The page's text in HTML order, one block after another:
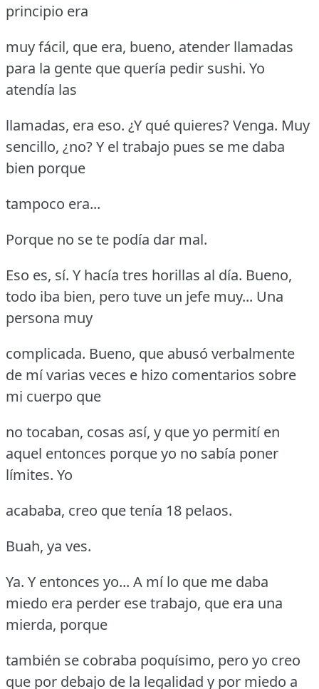
principio era
muy fácil, que era, bueno, atender llamadas
para la gente que quería pedir sushi. Yo
atendía las
llamadas, era eso. ¿Y qué quieres?Venga. Muy
sencillo, ¿no?Y el trabajo pues se me daba
bien porque
tampoco era...
Porque no se te podía dar mal.
Eso es, sí. Y hacía tres horillas al día. Bueno,
todo iba bien, pero tuve un jefe muy... Una
persona muy
complicada. Bueno, que abusó verbalmente
de mí varias veces e hizo comentarios sobre
mi cuerpo que
no tocaban, cosas así, y que yo permití en
aquel entonces porque yo no sabía poner
límites. Yo
acababa, creo que tenía 18 pelaos.
Buah, ya ves.
Ya. Y entonces yo... A mí lo que me daba
miedo era perder ese trabajo, que era una
mierda, porque
también se cobraba poquísimo, pero yo creo
que por debajo de la legalidad y por miedo a